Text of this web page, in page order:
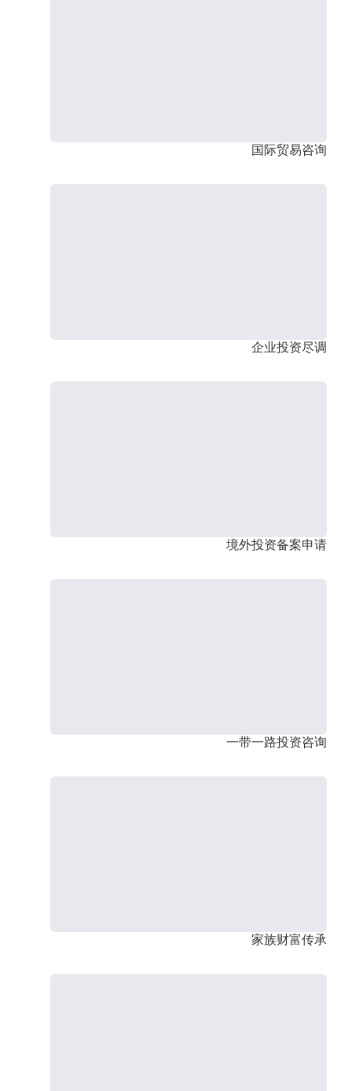
国际贸易咨询
企业投资尽调
境外投资备案申请
一带一路投资咨询
家族财富传承